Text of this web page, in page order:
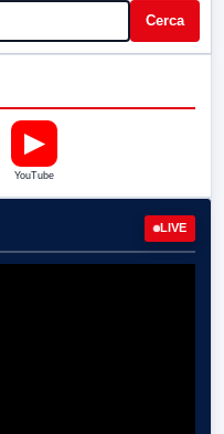
Cerca
▶
YouTube
LIVE